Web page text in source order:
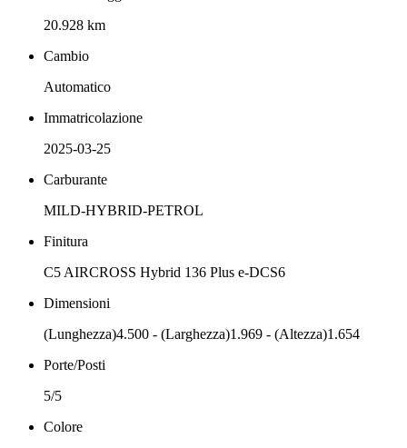
20.928 km
Cambio
Automatico
Immatricolazione
2025-03-25
Carburante
MILD-HYBRID-PETROL
Finitura
C5 AIRCROSS Hybrid 136 Plus e-DCS6
Dimensioni
(Lunghezza)4.500 - (Larghezza)1.969 - (Altezza)1.654
Porte/Posti
5/5
Colore